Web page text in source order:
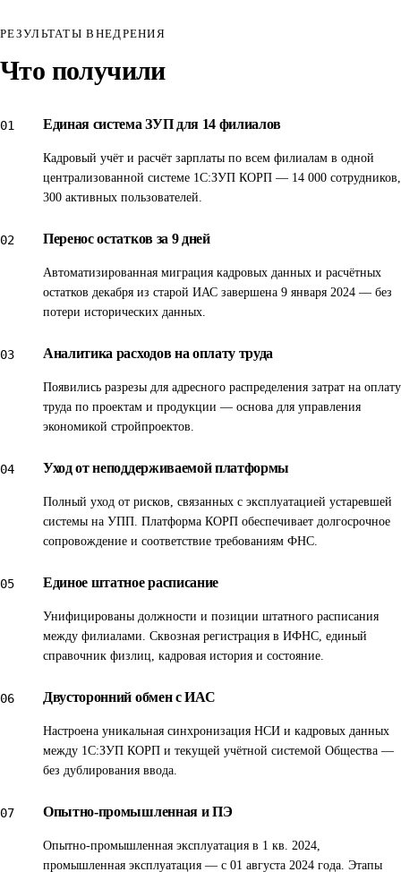
управление персоналом КОРП во всех 14 филиалах.
С августа по декабрь 2023 года выполнены
детальным планированием объёма и этапов проекта;
функциональное моделирование с подготовкой и
согласованием Положения об оплате труда, в котором
прописаны первичные настройки и регламенты работы;
разработка технических заданий на доработки и
В 1 квартале 2024 года успешно осуществлена опытно-
промышленная эксплуатация. Автоматизированный
перенос данных расчёта декабря и кадровых данных
2024 года. С этой даты Общество получило единую
функционирующую систему на базе 1С:ЗУП КОРП для
историческими данными.
В рамках проекта реализованы: настроенная уникальная
миграция данных между системами ЗУП и ИАС
ключу, сотрудники и физлица, пользователи и группы
пользователей, кадровая история и состояние);
информации; механизмы корректного формирования
расчётных данных за переходный период;
преднастроенные виды начислений и удержаний под
политику Общества.
Реализация проекта позволила получить следующие
эффекты: принципиальное изменение качества данных,
РЕЗУЛЬТАТЫ ВНЕДРЕНИЯ
Что получили
01 Единая система ЗУП для 14 филиалов
Кадровый учёт и расчёт зарплаты по всем филиалам в одной
централизованной системе 1С:ЗУП КОРП — 14 000 сотрудников,
300 активных пользователей.
02 Перенос остатков за 9 дней
Автоматизированная миграция кадровых данных и расчётных
остатков декабря из старой ИАС завершена 9 января 2024 — без
потери исторических данных.
03 Аналитика расходов на оплату труда
Появились разрезы для адресного распределения затрат на оплату
труда по проектам и продукции — основа для управления
экономикой стройпроектов.
04 Уход от неподдерживаемой платформы
Полный уход от рисков, связанных с эксплуатацией устаревшей
системы на УПП. Платформа КОРП обеспечивает долгосрочное
сопровождение и соответствие требованиям ФНС.
05 Единое штатное расписание
Унифицированы должности и позиции штатного расписания
между филиалами. Сквозная регистрация в ИФНС, единый
справочник физлиц, кадровая история и состояние.
06 Двусторонний обмен с ИАС
Настроена уникальная синхронизация НСИ и кадровых данных
между 1С:ЗУП КОРП и текущей учётной системой Общества —
без дублирования ввода.
07 Опытно-промышленная и ПЭ
Опытно-промышленная эксплуатация в 1 кв. 2024,
промышленная эксплуатация — с 01 августа 2024 года. Этапы